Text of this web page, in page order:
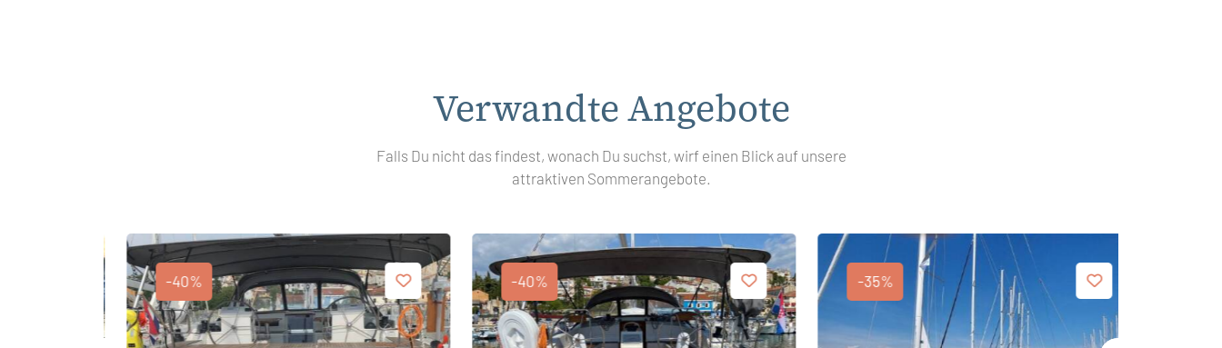
Verwandte Angebote
Falls Du nicht das findest, wonach Du suchst, wirf einen Blick auf unsere
attraktiven Sommerangebote.
-40% -40% -35%